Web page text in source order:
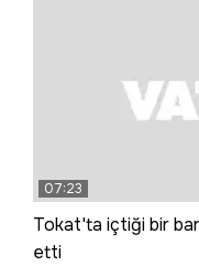
07:23
Tokat'ta içtiği bir
etti